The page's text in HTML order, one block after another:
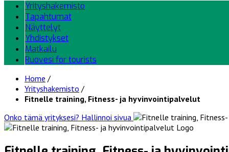
Yrityshakemisto
Tapahtumat
Näyttelyt
Yhdistykset
Matkailu
Ruovesi for tourists
Home /
Yrityshakemisto /
Fitnelle training, Fitness- ja hyvinvointipalvelut
Onko tämä yrityksesi? Hallinnoi sivua